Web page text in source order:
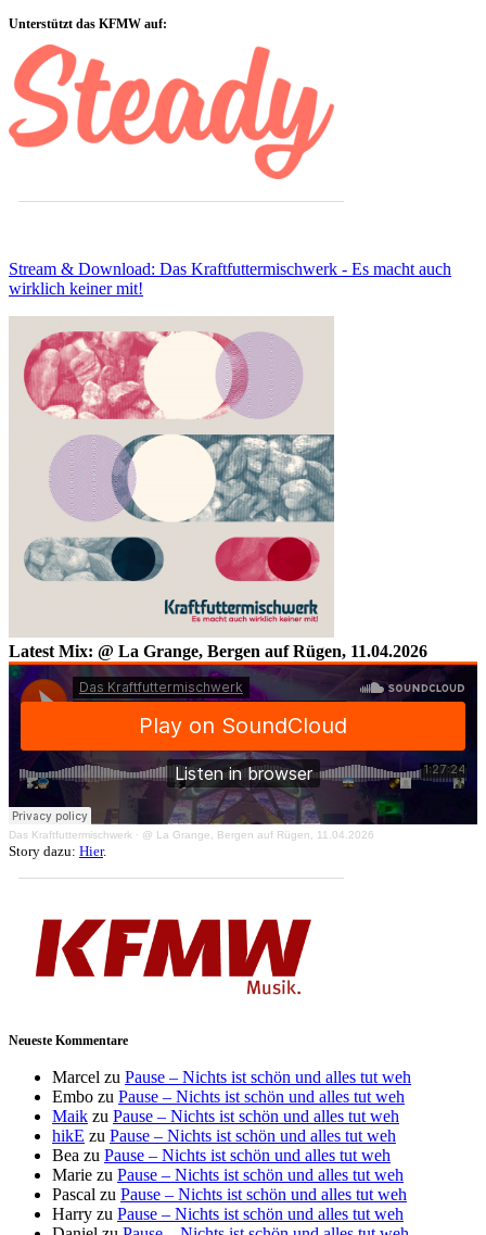
Sidebar
Unterstützt das KFMW auf:
Stream & Download: Das Kraftfuttermischwerk - Es macht auch
wirklich keiner mit!
Latest Mix: @ La Grange, Bergen auf Rügen, 11.04.2026
Das Kraftfuttermischwerk · @ La Grange, Bergen auf Rügen, 11.04.2026
Story dazu: Hier.
Neueste Kommentare
Marcel zu Pause – Nichts ist schön und alles tut weh
Embo zu Pause – Nichts ist schön und alles tut weh
Maik zu Pause – Nichts ist schön und alles tut weh
hikE zu Pause – Nichts ist schön und alles tut weh
Bea zu Pause – Nichts ist schön und alles tut weh
Marie zu Pause – Nichts ist schön und alles tut weh
Pascal zu Pause – Nichts ist schön und alles tut weh
Harry zu Pause – Nichts ist schön und alles tut weh